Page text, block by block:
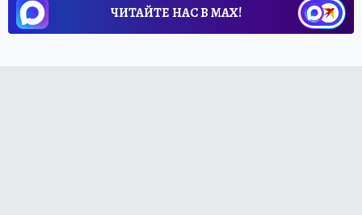
ЧИТАЙТЕ НАС В МАХ!